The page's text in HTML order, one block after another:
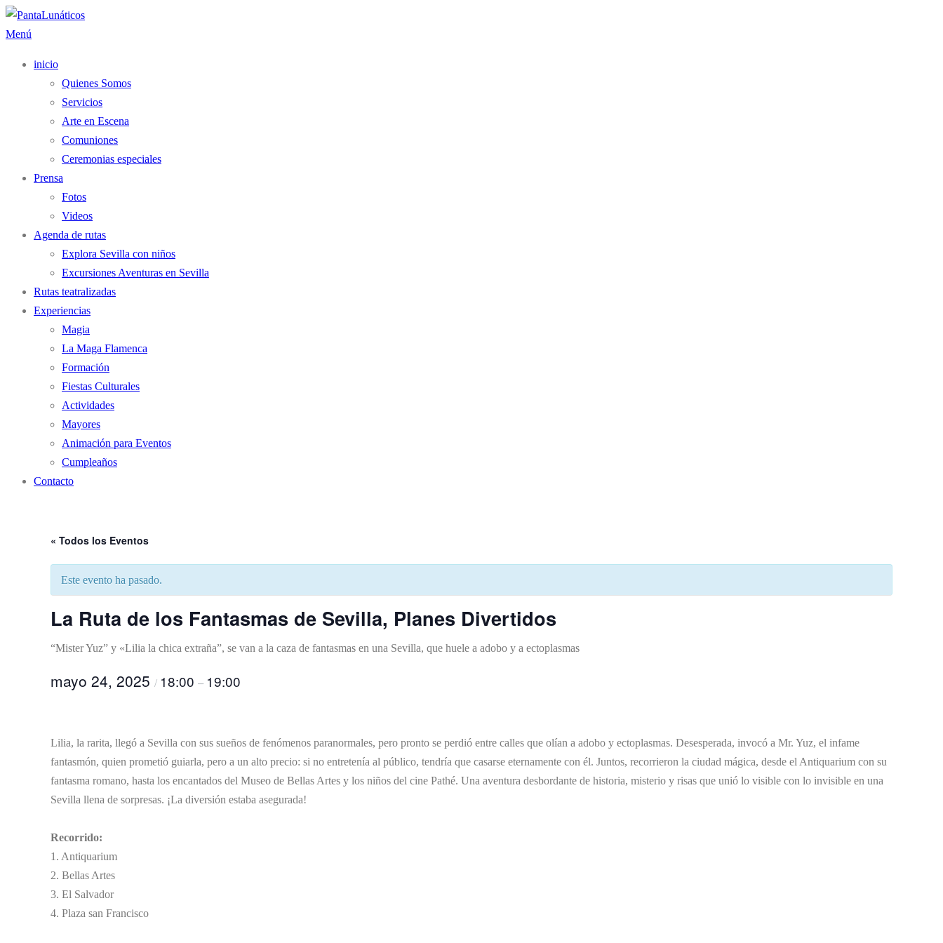
Saltar
al
Menú
inicio
Quienes Somos
Servicios
Arte en Escena
Comuniones
Ceremonias especiales
Prensa
Fotos
Videos
Agenda de rutas
Explora Sevilla con niños
Excursiones Aventuras en Sevilla
Rutas teatralizadas
Experiencias
Magia
La Maga Flamenca
Formación
Fiestas Culturales
Actividades
Mayores
Animación para Eventos
Cumpleaños
Contacto
« Todos los Eventos
Este evento ha pasado.
La Ruta de los Fantasmas de Sevilla, Planes Divertidos
“Mister Yuz” y «Lilia la chica extraña”, se van a la caza de fantasmas en una Sevilla, que huele a adobo y a ectoplasmas
mayo 24, 2025 / 18:00 – 19:00
Lilia, la rarita, llegó a Sevilla con sus sueños de fenómenos paranormales, pero pronto se perdió entre calles que olían a adobo y ectoplasmas. Desesperada, invocó a Mr. Yuz, el infame
fantasmón, quien prometió guiarla, pero a un alto precio: si no entretenía al público, tendría que casarse eternamente con él. Juntos, recorrieron la ciudad mágica, desde el Antiquarium con su
fantasma romano, hasta los encantados del Museo de Bellas Artes y los niños del cine Pathé. Una aventura desbordante de historia, misterio y risas que unió lo visible con lo invisible en una
Sevilla llena de sorpresas. ¡La diversión estaba asegurada!
Recorrido:
1. Antiquarium
2. Bellas Artes
3. El Salvador
4. Plaza san Francisco